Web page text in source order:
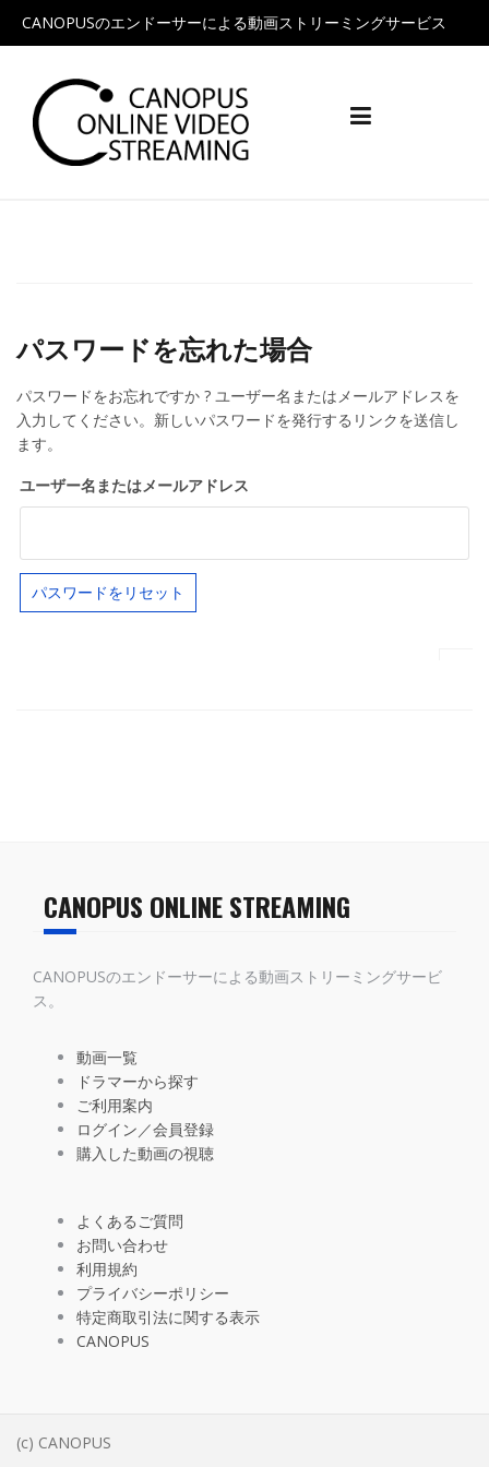
CANOPUSのエンドーサーによる動画ストリーミングサービス
content
パスワードを忘れた場合
パスワードをお忘れですか ? ユーザー名またはメールアドレスを
入力してください。新しいパスワードを発行するリンクを送信し
ます。
ユーザー名またはメールアドレス
パスワードをリセット
CANOPUS ONLINE STREAMING
CANOPUSのエンドーサーによる動画ストリーミングサービ
ス。
動画一覧
ドラマーから探す
ご利用案内
ログイン／会員登録
購入した動画の視聴
よくあるご質問
お問い合わせ
利用規約
プライバシーポリシー
特定商取引法に関する表示
CANOPUS
(c) CANOPUS